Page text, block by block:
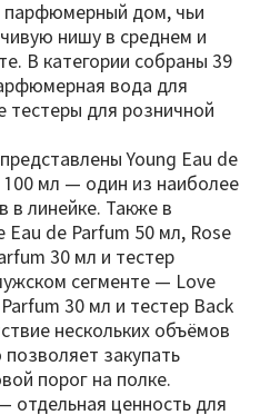
парфюмерный дом, чьи
нишу в среднем и
В категории собраны 39
вода для
для розничной
Young Eau de
100 мл — один из наиболее
в линейке. Также в
Eau de Parfum 50 мл, Rose
30 мл и тестер
сегменте — Love
30 мл и тестер Back
нескольких объёмов
закупать
порог на полке.
отдельная ценность для